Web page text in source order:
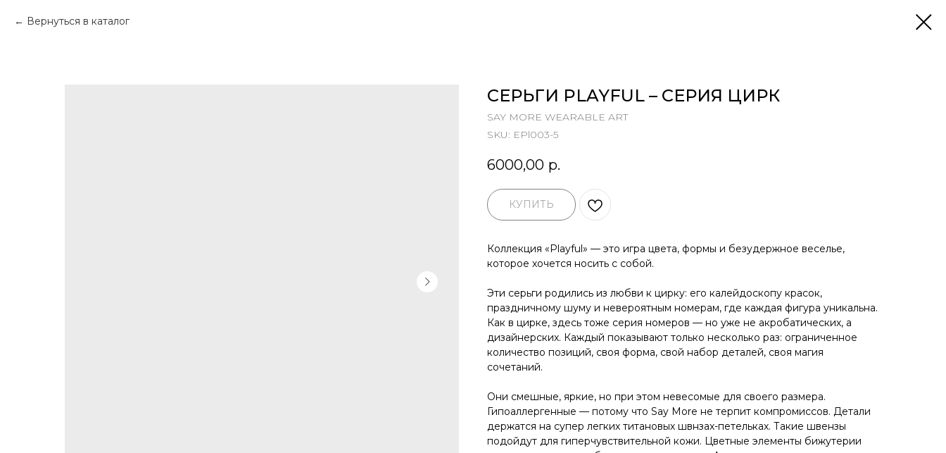
Вернуться в каталог
СЕРЬГИ PLAYFUL – СЕРИЯ ЦИРК
SAY MORE WEARABLE ART
SKU: EPl003-5
6000,00 р.
КУПИТЬ
Коллекция «Playful» — это игра цвета, формы и безудержное веселье,
которое хочется носить с собой.
Эти серьги родились из любви к цирку: его калейдоскопу красок,
праздничному шуму и невероятным номерам, где каждая фигура уникальна.
Как в цирке, здесь тоже серия номеров — но уже не акробатических, а
дизайнерских. Каждый показывают только несколько раз: ограниченное
количество позиций, своя форма, свой набор деталей, своя магия
сочетаний.
Они смешные, яркие, но при этом невесомые для своего размера.
Гипоаллергенные — потому что Say More не терпит компромиссов. Детали
держатся на супер легких титановых швнзах-петельках. Такие швензы
подойдут для гиперчувствительной кожи. Цветные элементы бижутерии